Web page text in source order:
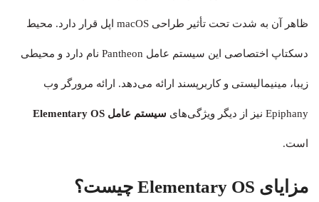
ظاهر آن به شدت تحت تأثیر طراحی macOS اپل قرار دارد. محیط
دسکتاپ اختصاصی این سیستم‌ عامل Pantheon نام دارد و محیطی
زیبا، مینیمالیستی و کاربرپسند ارائه می‌دهد. ارائه مرورگر وب
Epiphany نیز از دیگر ویژگی‌های سیستم‌ عامل Elementary OS
است.
مزایای Elementary OS چیست؟